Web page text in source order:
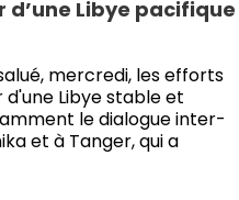
d’une Libye pacifique
mercredi, les efforts
Libye stable et
le dialogue inter-
et à Tanger, qui a